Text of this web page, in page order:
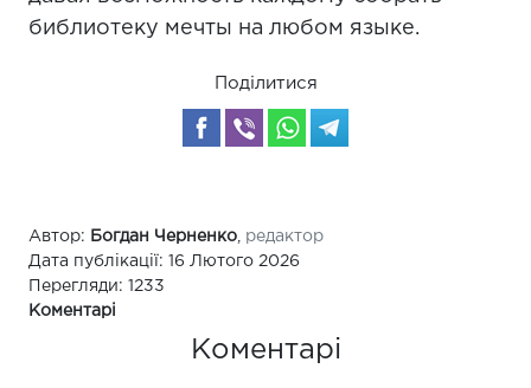
библиотеку мечты на любом языке.
Поділитися
Автор: Богдан Черненко, редактор
Дата публікації: 16 Лютого 2026
Перегляди: 1233
Коментарі
Коментарі